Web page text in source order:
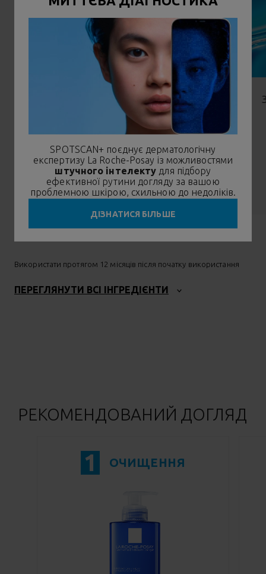
SPOTSCAN+ поєднує дерматологічну
експертизу La Roche-Posay із можливостями
штучного інтелекту для підбору
ефективної рутини догляду за вашою
проблемною шкірою, схильною до недоліків.
ДІЗНАТИСЯ БІЛЬШЕ
+ М'ЯКА ПАР]
ТА ГЛІЦЕРИН
Глибоке очищення, себорегуююча дія
Використати протягом 12 місяців після початку використання
ПЕРЕГЛЯНУТИ ВСІ ІНГРЕДІЄНТИ
РЕКОМЕНДОВАНИЙ ДОГЛЯД
1 ОЧИЩЕННЯ